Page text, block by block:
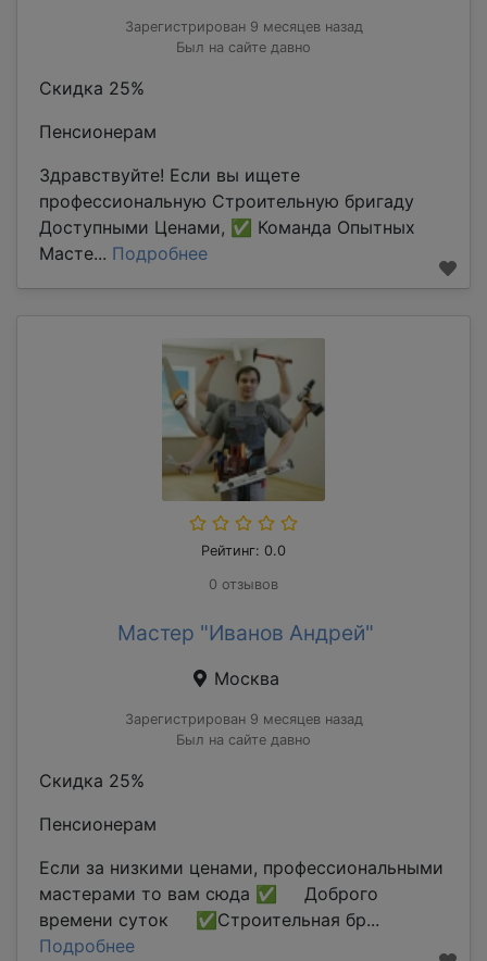
Зарегистрирован 9 месяцев назад
Был на сайте давно
Скидка 25%
Пенсионерам
Здравствуйте! Если вы ищете
профессиональную Строительную бригаду
Доступными Ценами, ✅ Команда Опытных
Масте... Подробнее
Рейтинг: 0.0
0 отзывов
Мастер "Иванов Андрей"
Москва
Зарегистрирован 9 месяцев назад
Был на сайте давно
Скидка 25%
Пенсионерам
Если за низкими ценами, профессиональными
мастерами то вам сюда ✅ Доброго
времени суток ✅Строительная бр...
Подробнее